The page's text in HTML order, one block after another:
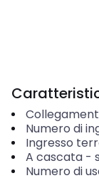
Numero di
Ingresso
A cascata-
Numero di